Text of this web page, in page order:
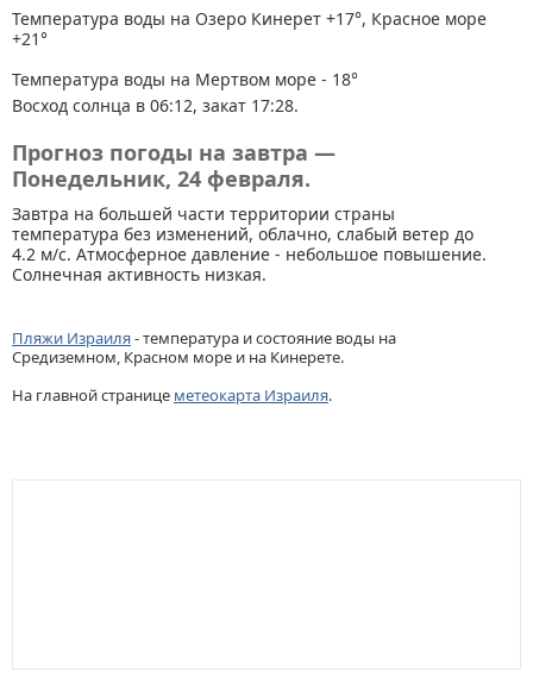
Температура воды на Озеро Кинерет +17°, Красное море
+21°
Температура воды на Мертвом море - 18°
Восход солнца в 06:12, закат 17:28.
Прогноз погоды на завтра —
Понедельник, 24 февраля.
Завтра на большей части территории страны
температура без изменений, облачно, слабый ветер до
4.2 м/с. Атмосферное давление - небольшое повышение.
Солнечная активность низкая.
Пляжи Израиля- температура и состояние воды на
Средиземном, Красном море и на Кинерете.
На главной странице метеокарта Израиля.